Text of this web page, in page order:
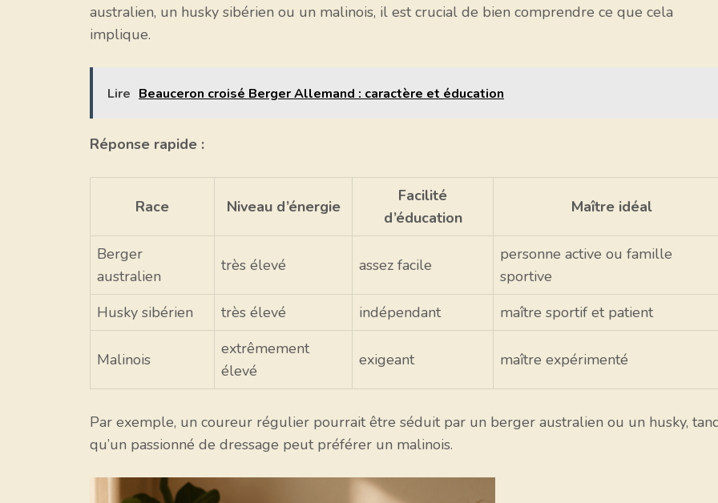
australien, un husky sibérien ou un malinois, il est crucial de bien comprendre ce que cela
implique.
Lire Beauceron croisé Berger Allemand : caractère et éducation
Réponse rapide :
Race Niveau d’énergie
Facilité
d’éducation
Maître idéal
Berger
australien
très élevé assez facile
personne active ou famille
sportive
Husky sibérien
très élevé indépendant maître sportif et patient
Malinois
extrêmement
élevé
exigeant maître expérimenté
Par exemple, un coureur régulier pourrait être séduit par un berger australien ou un husky,
qu’un passionné de dressage peut préférer un malinois.